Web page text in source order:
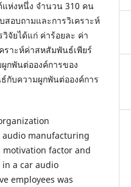
ห่งหนึ่ง จำนวน 310 คน
สอบถามและการวิเคราะห์
จัยได้แก่ ค่าร้อยละ ค่า
ราะห์ค่าสหสัมพันธ์เพียร์
กพันต่อองค์การของ
กับความผูกพันต่อองค์การ
audio manufacturing
factor and
a car audio
employees was